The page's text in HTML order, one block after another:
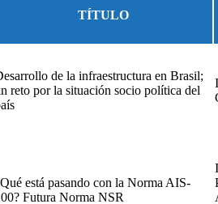
TÍTULO
de la infraestructura en Brasil;
reto por la situación socio política del
está pasando con la Norma AIS-
Futura Norma NSR